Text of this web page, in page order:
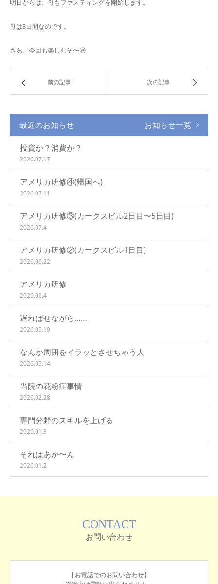
明日からは、母もファスティングを開始します。
母は3日間なのです。
さあ、今回も楽しむぞ〜😆
前の記事 次の記事
最近のお知らせ お知らせ一覧
投資か？消費か？
2026.07.17
アメリカ研修④(帰国へ)
2026.07.11
アメリカ研修③(カークスビル2日目〜5日目)
2026.07.4
アメリカ研修②(カークスビル1日目)
2026.06.22
アメリカ研修
2026.06.4
遅ればせながら……
2026.05.19
なんか周囲をイラッとさせちゃう人
2026.05.14
当院の花粉症事情
2026.02.28
専門分野のスキルを上げる
2026.01.3
それはあか〜ん
2026.01.2
CONTACT
お問い合わせ
【お電話でのお問い合わせ】